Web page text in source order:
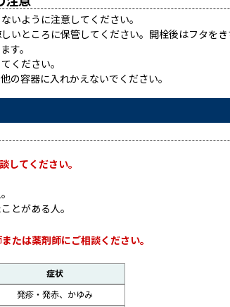
いように注意してください。
いところに保管してください。開栓後はフタを
す。
ください。
の容器に入れかえないでください。
てください。
とがある人。
は薬剤師にご相談ください。
症状
発疹・発赤、かゆみ